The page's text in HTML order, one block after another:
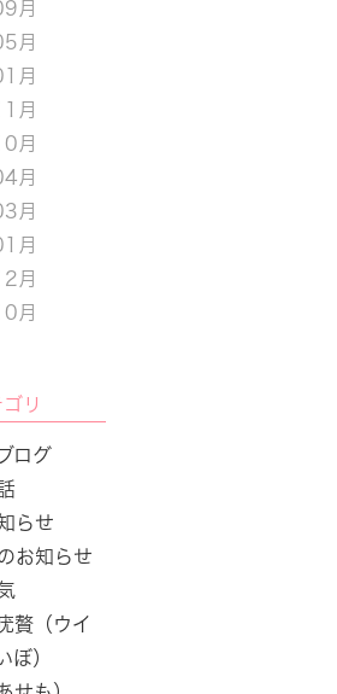
月
月
月
月
月
月
月
月
月
月
リ
ログ
らせ
お知らせ
贅（ウイ
ぼ）